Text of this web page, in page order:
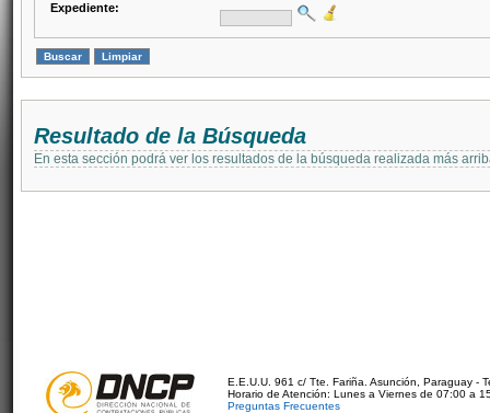
Expediente:
Resultado de la Búsqueda
En esta sección podrá ver los resultados de la búsqueda realizada más
E.E.U.U. 961 c/ Tte. Fariña. Asunción, Paraguay -
Horario de Atención: Lunes a Viernes de 07:00 a
Preguntas Frecuentes